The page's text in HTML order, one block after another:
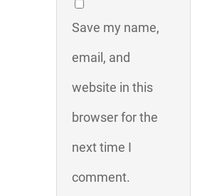
Save my name,
email, and
website in this
browser for the
next time I
comment.